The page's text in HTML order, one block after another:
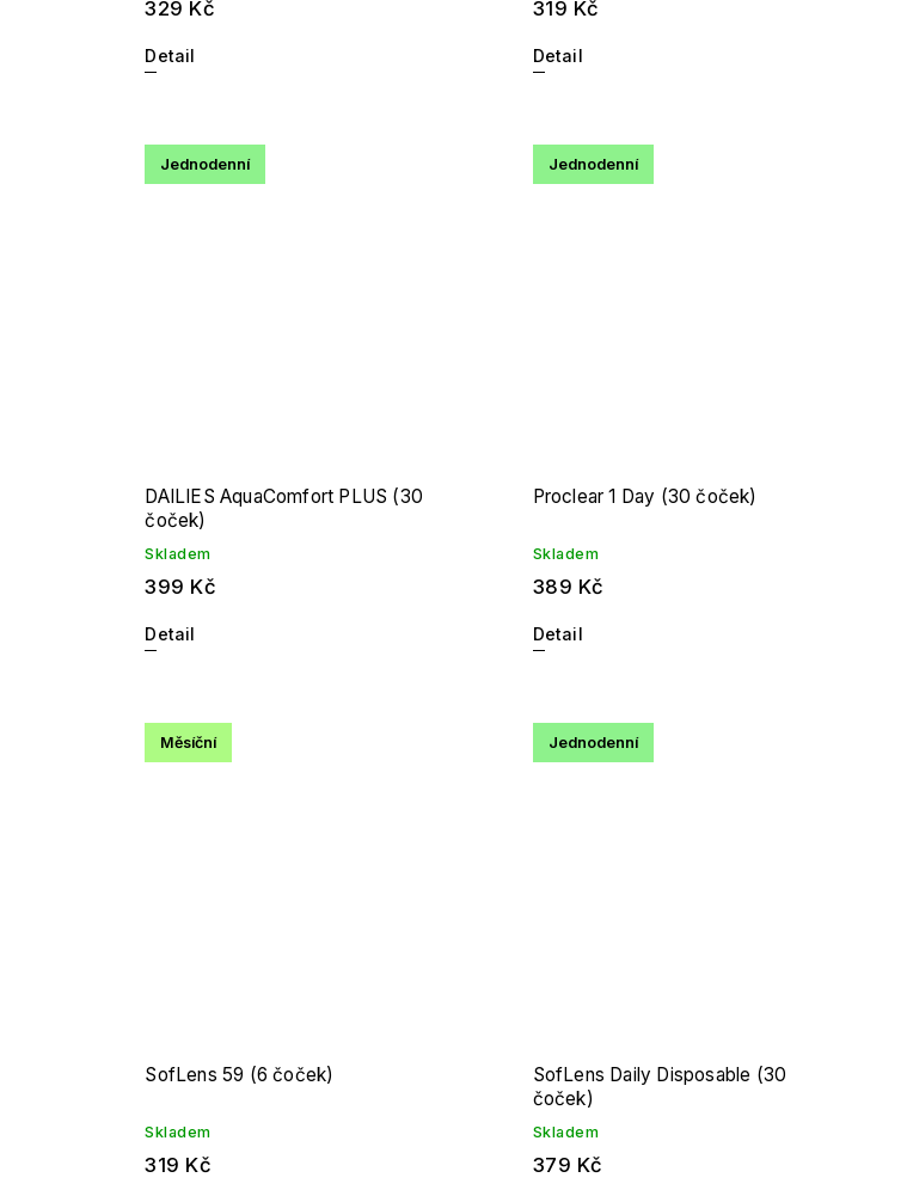
329 Kč
Detail
319 Kč
Detail
Jednodenní
DAILIES AquaComfort PLUS (30
čoček)
Skladem
399 Kč
Detail
Jednodenní
Proclear 1 Day (30 čoček)
Skladem
389 Kč
Detail
Měsíční
SofLens 59 (6 čoček)
Skladem
319 Kč
Jednodenní
SofLens Daily Disposable (30
čoček)
Skladem
379 Kč